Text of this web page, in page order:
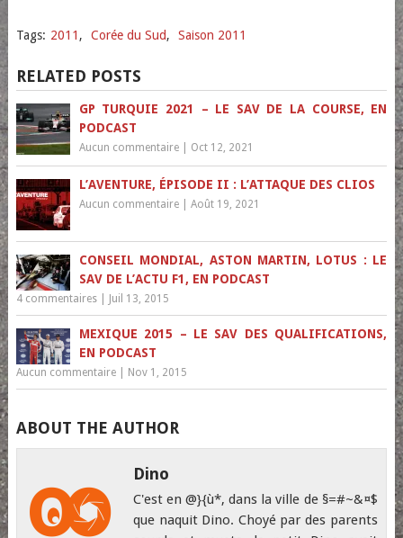
Tags: 2011 , Corée du Sud, Saison 2011
RELATED POSTS
GP TURQUIE 2021 – LE SAV DE LA COURSE, EN
PODCAST
Aucun commentaire| Oct 12, 2021
L’AVENTURE, ÉPISODE II : L’ATTAQUE DES CLIOS
Aucun commentaire| Août 19, 2021
CONSEIL MONDIAL, ASTON MARTIN, LOTUS : LE
SAV DE L’ACTU F1, EN PODCAST
4 commentaires| Juil 13, 2015
MEXIQUE 2015 – LE SAV DES QUALIFICATIONS,
EN PODCAST
Aucun commentaire| Nov 1, 2015
ABOUT THE AUTHOR
Dino
C'est en @}{ù*, dans la ville de §=#~&¤$
que naquit Dino. Choyé par des parents